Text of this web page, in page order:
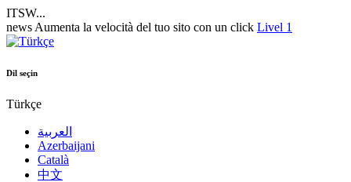
ITSW...
news Aumenta la velocità del tuo sito con un click Livel 1
Dil seçin
Türkçe
العربية
Azerbaijani
Català
中文